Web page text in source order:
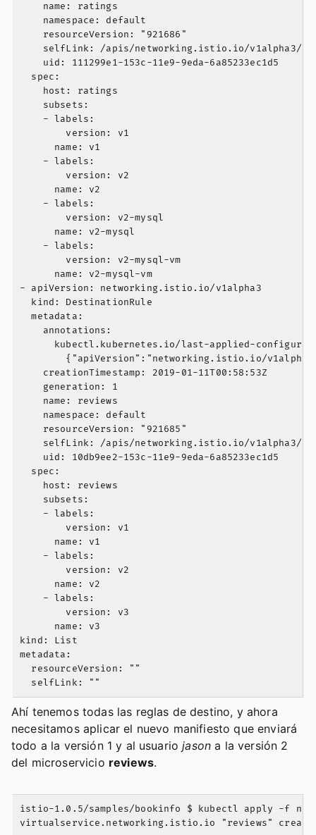
    name: ratings
    namespace: default
    resourceVersion: "921686"
selfLink: /apis/networking.istio.io/v1alpha3/
    uid: 111299e1-153c-11e9-9eda-6a85233ec1d5
  spec:
    host: ratings
    subsets:
    - labels:
        version: v1
      name: v1
    - labels:
        version: v2
      name: v2
    - labels:
        version: v2-mysql
      name: v2-mysql
    - labels:
        version: v2-mysql-vm
      name: v2-mysql-vm
- apiVersion: networking.istio.io/v1alpha3
  kind: DestinationRule
  metadata:
    annotations:
kubectl.kubernetes.io/last-applied-
{"apiVersion":"networking.istio.io/
    creationTimestamp: 2019-01-11T00:58:53Z
    generation: 1
    name: reviews
    namespace: default
    resourceVersion: "921685"
selfLink: /apis/networking.istio.io/v1alpha3/
    uid: 10db9ee2-153c-11e9-9eda-6a85233ec1d5
  spec:
    host: reviews
    subsets:
    - labels:
        version: v1
      name: v1
    - labels:
        version: v2
      name: v2
    - labels:
        version: v3
      name: v3
kind: List
metadata:
  resourceVersion: ""
Ahí tenemos todas las reglas de destino, y ahora
necesitamos aplicar el nuevo manifiesto que enviará
todo a la versión 1 y al usuariojason a la versión 2
del microservicio reviews.
istio-1.0.5/samples/bookinfo $ kubectl apply -f
virtualservice.networking.istio.io "reviews"